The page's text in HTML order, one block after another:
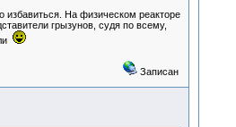
избавиться. На физическом реакторе
грызунов, судя по всему,
Записан